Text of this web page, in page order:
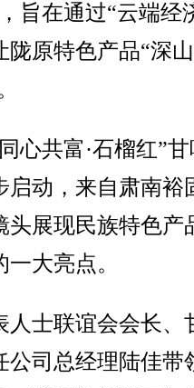
旨在通过“云端经
陇原特色产品“深
共富·石榴红”甘
启动，来自肃南裕
头展现民族特色产
大亮点。
士联谊会会长、
公司总经理陆佳带